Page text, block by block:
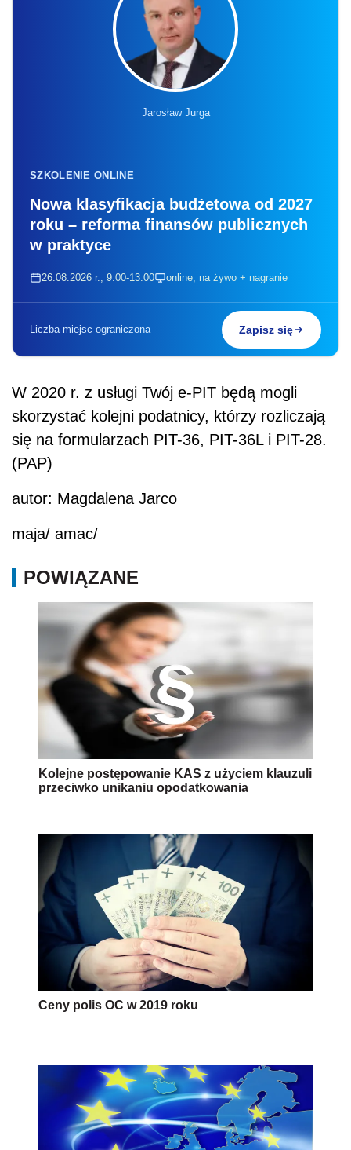
Jarosław Jurga
SZKOLENIE ONLINE
Nowa klasyfikacja budżetowa od 2027
roku – reforma finansów publicznych
w praktyce
26.08.2026 r., 9:00-13:00 online, na żywo + nagranie
Liczba miejsc ograniczona Zapisz się
W 2020 r. z usługi Twój e-PIT będą mogli
skorzystać kolejni podatnicy, którzy rozliczają
się na formularzach PIT-36, PIT-36L i PIT-28.
(PAP)
autor: Magdalena Jarco
maja/ amac/
POWIĄZANE
Kolejne postępowanie KAS z użyciem klauzuli
przeciwko unikaniu opodatkowania
Ceny polis OC w 2019 roku